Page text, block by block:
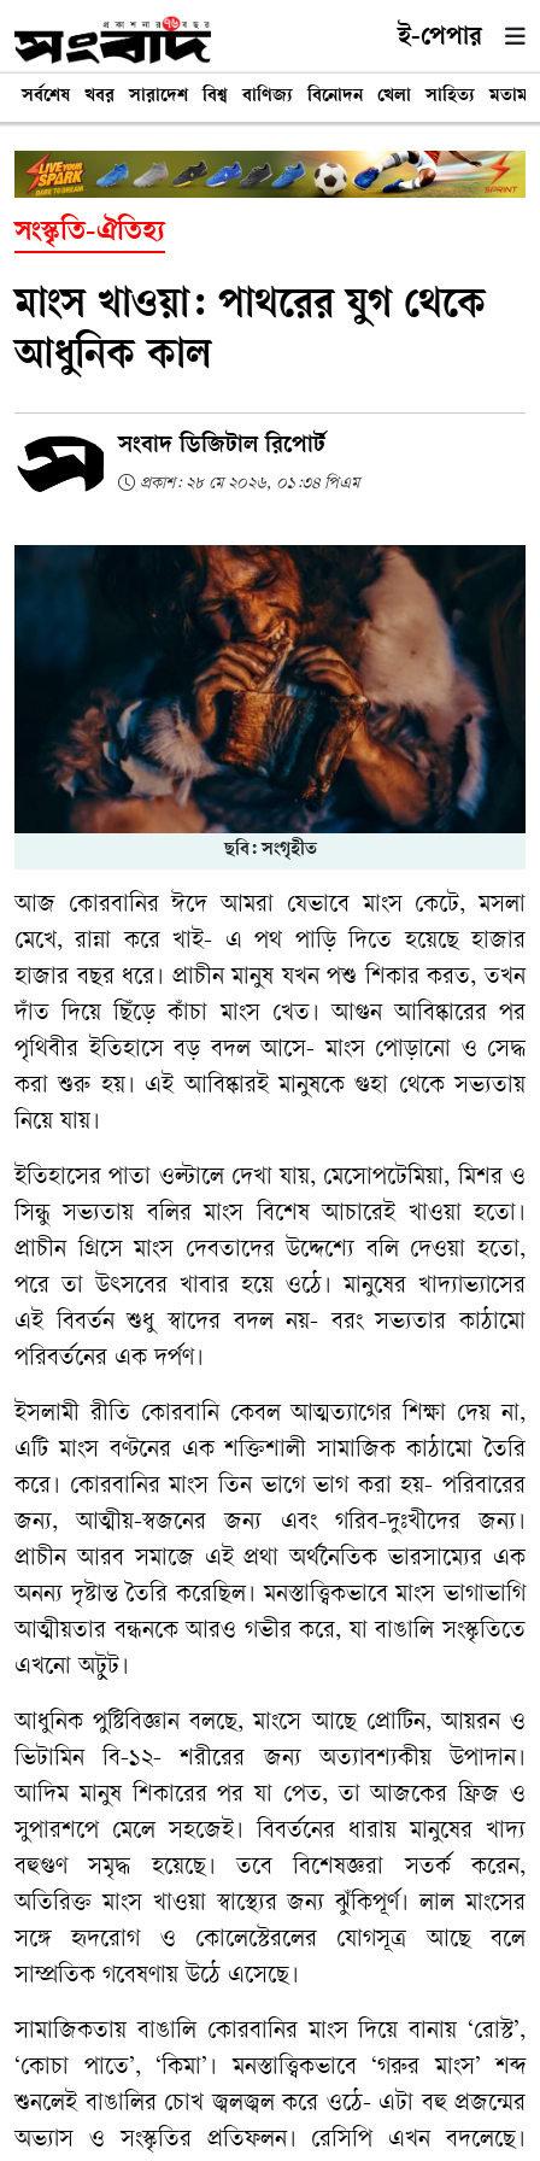
ই-পেপার
সর্বশেষ খবর সারাদেশ বিশ্ব বাণিজ্য বিনোদন খেলা সাহিত্য মতামত
সংস্কৃতি-ঐতিহ্য
মাংস খাওয়া: পাথরের যুগ থেকে
আধুনিক কাল
সংবাদ ডিজিটাল রিপোর্ট
প্রকাশ: ২৮ মে ২০২৬, ০১:৩৪ পিএম
ছবি: সংগৃহীত
আজ কোরবানির ঈদে আমরা যেভাবে মাংস কেটে, মসলা
মেখে, রান্না করে খাই- এ পথ পাড়ি দিতে হয়েছে হাজার
হাজার বছর ধরে। প্রাচীন মানুষ যখন পশু শিকার করত, তখন
দাঁত দিয়ে ছিঁড়ে কাঁচা মাংস খেত। আগুন আবিষ্কারের পর
পৃথিবীর ইতিহাসে বড় বদল আসে- মাংস পোড়ানো ও সেদ্ধ
করা শুরু হয়। এই আবিষ্কারই মানুষকে গুহা থেকে সভ্যতায়
নিয়ে যায়।
ইতিহাসের পাতা ওল্টালে দেখা যায়, মেসোপটেমিয়া, মিশর ও
সিন্ধু সভ্যতায় বলির মাংস বিশেষ আচারেই খাওয়া হতো।
প্রাচীন গ্রিসে মাংস দেবতাদের উদ্দেশ্যে বলি দেওয়া হতো,
পরে তা উৎসবের খাবার হয়ে ওঠে। মানুষের খাদ্যাভ্যাসের
এই বিবর্তন শুধু স্বাদের বদল নয়- বরং সভ্যতার কাঠামো
পরিবর্তনের এক দর্পণ।
ইসলামী রীতি কোরবানি কেবল আত্মত্যাগের শিক্ষা দেয় না,
এটি মাংস বণ্টনের এক শক্তিশালী সামাজিক কাঠামো তৈরি
করে। কোরবানির মাংস তিন ভাগে ভাগ করা হয়- পরিবারের
জন্য, আত্মীয়-স্বজনের জন্য এবং গরিব-দুঃখীদের জন্য।
প্রাচীন আরব সমাজে এই প্রথা অর্থনৈতিক ভারসাম্যের এক
অনন্য দৃষ্টান্ত তৈরি করেছিল। মনস্তাত্ত্বিকভাবে মাংস ভাগাভাগি
আত্মীয়তার বন্ধনকে আরও গভীর করে, যা বাঙালি সংস্কৃতিতে
এখনো অটুট।
আধুনিক পুষ্টিবিজ্ঞান বলছে, মাংসে আছে প্রোটিন, আয়রন ও
ভিটামিন বি-১২- শরীরের জন্য অত্যাবশ্যকীয় উপাদান।
আদিম মানুষ শিকারের পর যা পেত, তা আজকের ফ্রিজ ও
সুপারশপে মেলে সহজেই। বিবর্তনের ধারায় মানুষের খাদ্য
বহুগুণ সমৃদ্ধ হয়েছে। তবে বিশেষজ্ঞরা সতর্ক করেন,
অতিরিক্ত মাংস খাওয়া স্বাস্থ্যের জন্য ঝুঁকিপূর্ণ। লাল মাংসের
সঙ্গে হৃদরোগ ও কোলেস্টেরলের যোগসূত্র আছে বলে
সাম্প্রতিক গবেষণায় উঠে এসেছে।
সামাজিকতায় বাঙালি কোরবানির মাংস দিয়ে বানায় ‘রোস্ট’,
‘কোচা পাতে’, ‘কিমা’। মনস্তাত্ত্বিকভাবে ‘গরুর মাংস’ শব্দ
শুনলেই বাঙালির চোখ জ্বলজ্বল করে ওঠে- এটা বহু প্রজন্মের
অভ্যাস ও সংস্কৃতির প্রতিফলন। রেসিপি এখন বদলেছে।